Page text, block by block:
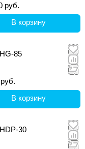
руб.
В корзину
85
В корзину
30